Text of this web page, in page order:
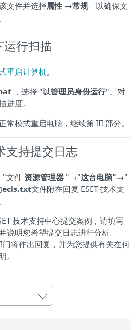
文件并选择属性 →常规，以确保文
。
运行扫描
重启计算机。
，选择 "以管理员身份运行"。对
进度。
常模式重启电脑，继续第 III 部分。
支持提交日志
"文件 资源管理器 "→"这台电脑"→"
ecls.txt文件附在回复 ESET 技术支
技术支持中心提交案例，请填写
并说明您希望提交日志进行分析。
门将作出回复，并为您提供有关在何
。